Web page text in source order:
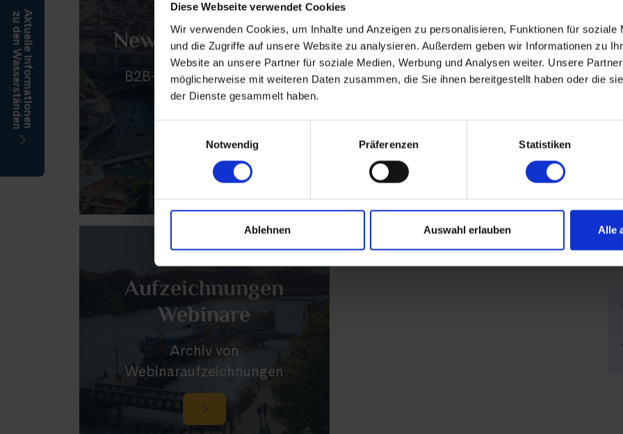
Diese Webseite verwendet Cookies
Wir verwenden Cookies, um Inhalte und Anzeigen zu personalisieren, Funktionen für soziale
und die Zugriffe auf unsere Website zu analysieren. Außerdem geben wir Informationen zu
Website an unsere Partner für soziale Medien, Werbung und Analysen weiter. Unsere
möglicherweise mit weiteren Daten zusammen, die Sie ihnen bereitgestellt haben oder die
der Dienste gesammelt haben.
Notwendig
Präferenzen Statistiken
Ablehnen Auswahl erlauben Alle
Aktuelle Informationen
zu den Wasserständen News & Planungen
B2B-Pressemeldungen &
Informationen
Präsentationen
und Webinare
Archiv von Präsentationen
Aufzeichnungen
Webinare
Archiv von
Webinaraufzeichnungen